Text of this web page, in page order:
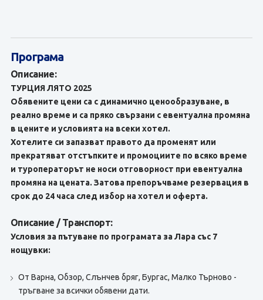
Програма
Описание:
ТУРЦИЯ ЛЯТО 2025
Обявените цени са с динамично ценообразуване, в
реално време и са пряко свързани с евентуална промяна
в цените и условията на всеки хотел.
Хотелите си запазват правото да променят или
прекратяват отстъпките и промоциите по всяко време
и туроператорът не носи отговорност при евентуална
промяна на цената. Затова препоръчваме резервация в
срок до 24 часа след избор на хотел и оферта.
Описание / Транспорт:
Условия за пътуване по програмата за Лара със 7
нощувки:
От Варна, Обзор, Слънчев бряг, Бургас, Малко Търново -
тръгване за всички обявени дати.